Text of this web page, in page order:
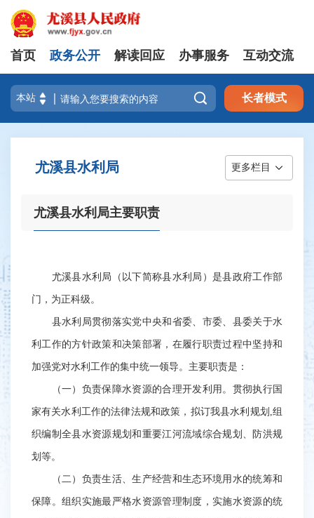
首页 政务公开 解读回应 办事服务 互动交流
 长者模式
尤溪县水利局 更多栏目
尤溪县水利局主要职责
尤溪县水利局（以下简称县水利局）是县政府工作部
门，为正科级。
县水利局贯彻落实党中央和省委、市委、县委关于水
利工作的方针政策和决策部署，在履行职责过程中坚持和
加强党对水利工作的集中统一领导。主要职责是：
（一）负责保障水资源的合理开发利用。贯彻执行国
家有关水利工作的法律法规和政策，拟订我县水利规划,组
织编制全县水资源规划和重要江河流域综合规划、防洪规
划等。
（二）负责生活、生产经营和生态环境用水的统筹和
保障。组织实施最严格水资源管理制度，实施水资源的统